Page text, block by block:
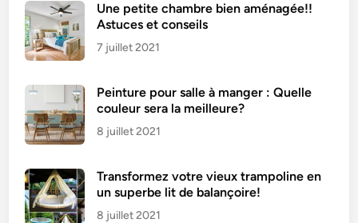
Une petite chambre bien aménagée!!
Astuces et conseils
7 juillet 2021
Peinture pour salle à manger : Quelle
couleur sera la meilleure?
8 juillet 2021
Transformez votre vieux trampoline en
un superbe lit de balançoire!
8 juillet 2021